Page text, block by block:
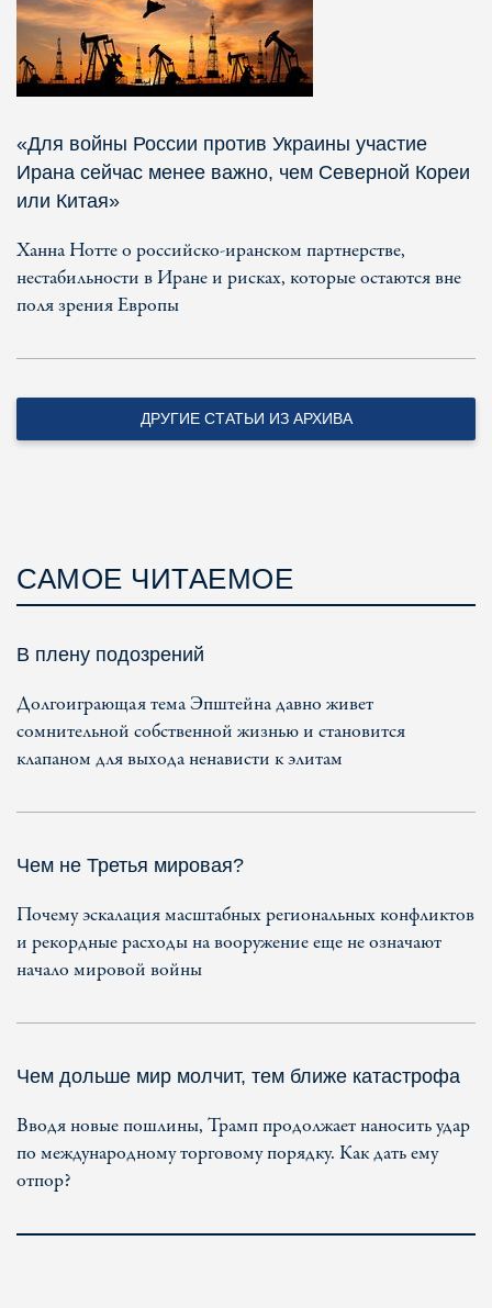
«Для войны России против Украины участие
Ирана сейчас менее важно, чем Северной Кореи
или Китая»
Ханна Нотте о российско-иранском партнерстве,
нестабильности в Иране и рисках, которые остаются вне
поля зрения Европы
ДРУГИЕ СТАТЬИ ИЗ АРХИВА
САМОЕ ЧИТАЕМОЕ
В плену подозрений
Долгоиграющая тема Эпштейна давно живет
сомнительной собственной жизнью и становится
клапаном для выхода ненависти к элитам
Чем не Третья мировая?
Почему эскалация масштабных региональных конфликтов
и рекордные расходы на вооружение еще не означают
начало мировой войны
Чем дольше мир молчит, тем ближе катастрофа
Вводя новые пошлины, Трамп продолжает наносить удар
по международному торговому порядку. Как дать ему
отпор?